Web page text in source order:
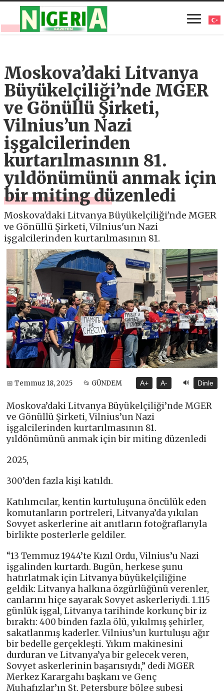
Moskova’daki Litvanya
Büyükelçiliği’nde MGER
ve Gönüllü Şirketi,
Vilnius’un Nazi
işgalcilerinden
kurtarılmasının 81.
yıldönümünü anmak için
bir miting düzenledi
Moskova'daki Litvanya Büyükelçiliği'nde MGER
ve Gönüllü Şirketi, Vilnius'un Nazi
işgalcilerinden kurtarılmasının 81.
📅 Temmuz 18, 2025 📂 GÜNDEM A+ A- 🔊 Dinle
Moskova’daki Litvanya Büyükelçiliği’nde MGER
ve Gönüllü Şirketi, Vilnius’un Nazi
işgalcilerinden kurtarılmasının 81.
yıldönümünü anmak için bir miting düzenledi
2025,
300’den fazla kişi katıldı.
Katılımcılar, kentin kurtuluşuna öncülük eden
komutanların portreleri, Litvanya’da yıkılan
Sovyet askerlerine ait anıtların fotoğraflarıyla
birlikte posterlerle geldiler.
“13 Temmuz 1944’te Kızıl Ordu, Vilnius’u Nazi
işgalinden kurtardı. Bugün, herkese şunu
hatırlatmak için Litvanya büyükelçiliğine
geldik: Litvanya halkına özgürlüğünü verenler,
canlarını hiçe sayarak Sovyet askerleriydi. 1.115
günlük işgal, Litvanya tarihinde korkunç bir iz
bıraktı: 400 binden fazla ölü, yıkılmış şehirler,
sakatlanmış kaderler. Vilnius’un kurtuluşu ağır
bir bedelle gerçekleşti. Yıkım makinesini
durduran ve Litvanya’ya bir gelecek veren,
Sovyet askerlerinin başarısıydı,” dedi MGER
Merkez Karargahı başkanı ve Genç
Muhafızlar’ın St. Petersburg bölge şubesi